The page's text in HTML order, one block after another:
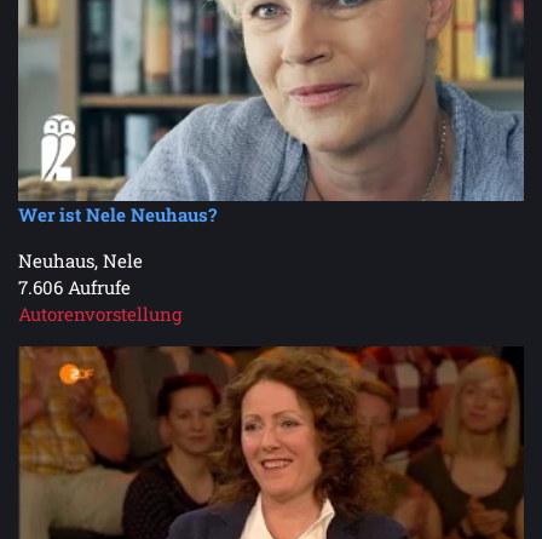
Wer ist Nele Neuhaus?
Neuhaus, Nele
7.606 Aufrufe
Autorenvorstellung